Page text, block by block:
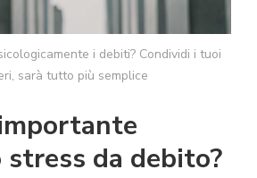
i debiti? Condividi i tuoi
sarà tutto più semplice
da debito?